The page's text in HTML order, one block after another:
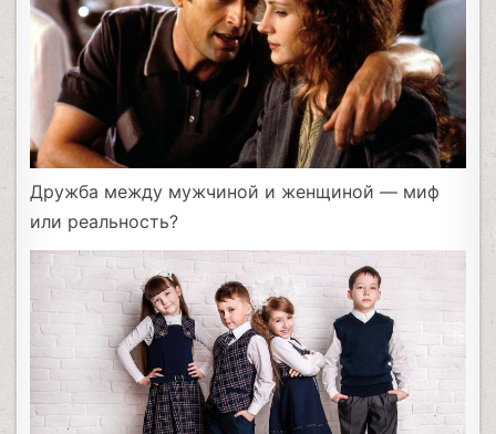
Дружба между мужчиной и женщиной — миф
или реальность?